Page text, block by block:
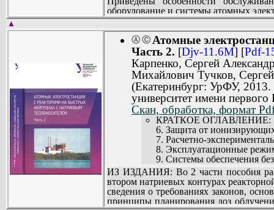
оборудование и системы атомных
Белоярской АЭС.
Систематизированы результаты
эксплуатации энергоблока.
Рассмотрены системы обеспечения
Предназначено для персонала АЭС,
использовано специалистами,
натриевым теплоносителем.
▲
Ⓐ Ⓒ Атомные
Часть 2. [Djv-11.6M] [Pdf-
Карпенко, Сергей
Михайлович Тучков,
(Екатеринбург: УрФУ, 2013.
университет имени
Скан, обработка, формат
КРАТКОЕ ОГЛАВЛЕНИЕ:
6. Защита от
7. Расчетно-
8. Эксплуатационные
9. Системы обеспечения
Библиографический
ИЗ ИЗДАНИЯ: Во 2 части пособия
втором натриевых контурах
сведения о требованиях законов,
принципы планирования доз